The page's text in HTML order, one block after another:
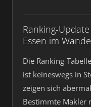
Ranking-
Essen im
Die Ranking-
ist keineswegs in
zeigen sich
Bestimmte Makler